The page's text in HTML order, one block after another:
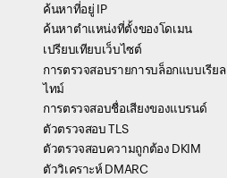
ค้นหาที่อยู่ IP
ค้นหาตำแหน่งที่ตั้งของโดเมน
เปรียบเทียบเว็บไซต์
การตรวจสอบรายการบล็อกแบบเรียล
ไทม์
การตรวจสอบชื่อเสียงของแบรนด์
ตัวตรวจสอบ TLS
ตัวตรวจสอบความถูกต้อง DKIM
ตัววิเคราะห์ DMARC